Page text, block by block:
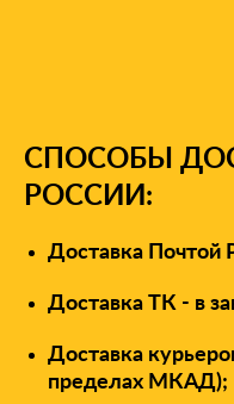
СПОСОБЫ
РОССИИ:
Доставка Почтой
Доставка ТК - в
Доставка
пределах МКАД);